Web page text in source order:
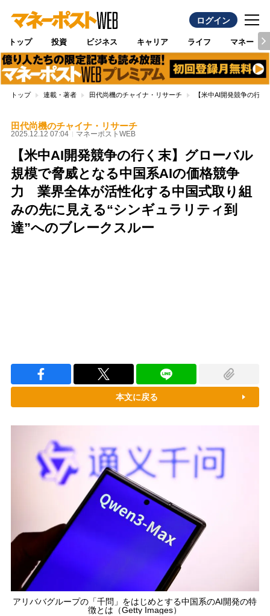
ログイン
トップ 投資 ビジネス キャリア ライフ マネー
トップ 連載・著者 田代尚機のチャイナ・リサーチ 【米中AI開発競争の行
田代尚機のチャイナ・リサーチ
2025.12.12 07:04 マネーポストWEB
【米中AI開発競争の行く末】グローバル
規模で脅威となる中国系AIの価格競争
力 業界全体が活性化する中国式取り組
みの先に見える“シンギュラリティ到
達”へのブレークスルー
本文に戻る
アリババグループの「千問」をはじめとする中国系のAI開発の特
徴とは（Getty Images）